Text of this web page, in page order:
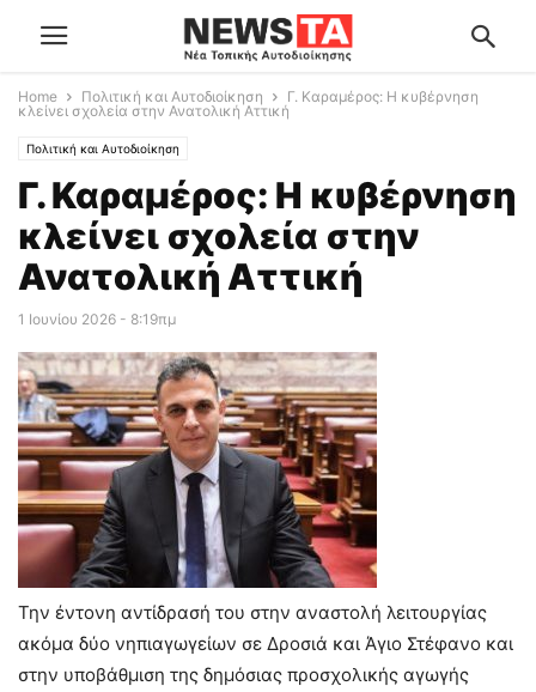
Home Πολιτική και Αυτοδιοίκηση
Γ. Καραμέρος: Η κυβέρνηση
κλείνει σχολεία στην Ανατολική Αττική
Πολιτική και Αυτοδιοίκηση
Γ. Καραμέρος: Η κυβέρνηση
κλείνει σχολεία στην
Ανατολική Αττική
1 Ιουνίου 2026 - 8:19πμ
Την έντονη αντίδρασή του στην αναστολή λειτουργίας
ακόμα δύο νηπιαγωγείων σε Δροσιά και Άγιο Στέφανο και
στην υποβάθμιση της δημόσιας προσχολικής αγωγής